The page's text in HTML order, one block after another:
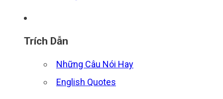
Trích Dẫn
Những Câu Nói Hay
English Quotes